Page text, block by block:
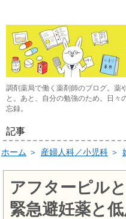
調剤薬局で働く薬剤師のブログ。薬
と。あと、自分の勉強のため。日々
忘録。
記事
ホーム ＞ 産婦人科／小児科 ＞
アフターピル
緊急避妊薬と